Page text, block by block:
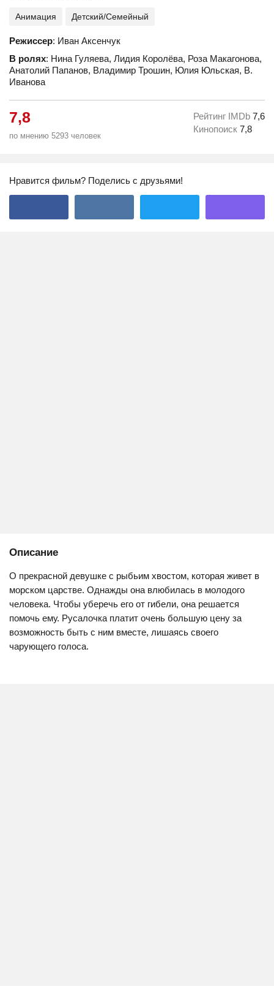
Анимация Детский/Семейный
Режиссер: Иван Аксенчук
В ролях: Нина Гуляева, Лидия Королёва, Роза Макагонова,
Анатолий Папанов, Владимир Трошин, Юлия Юльская, В.
Иванова
7,8
по мнению 5293 человек
Рейтинг IMDb 7,6
Кинопоиск 7,8
Нравится фильм? Поделись с друзьями!
Описание
О прекрасной девушке с рыбьим хвостом, которая живет в
морском царстве. Однажды она влюбилась в молодого
человека. Чтобы уберечь его от гибели, она решается
помочь ему. Русалочка платит очень большую цену за
возможность быть с ним вместе, лишаясь своего
чарующего голоса.